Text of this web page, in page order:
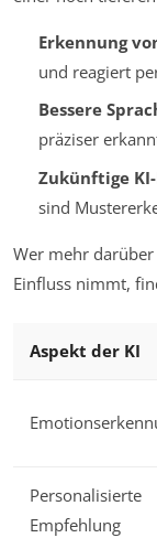
Erkennung
und reagiert
Bessere
präziser
Zukünftige
sind
Wer mehr
Einfluss nimmt,
Aspekt der KI
Personalisierte
Empfehlung